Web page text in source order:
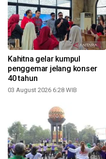
Kahitna gelar kumpul
penggemar jelang konser
40 tahun
03 August 2026 6:28 WIB